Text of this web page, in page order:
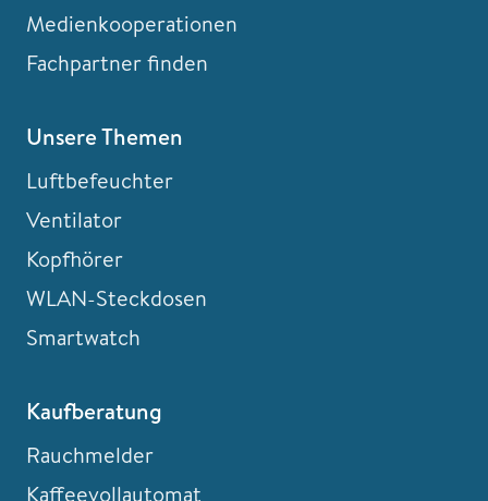
Medienkooperationen
Fachpartner finden
Unsere Themen
Luftbefeuchter
Ventilator
Kopfhörer
WLAN-Steckdosen
Smartwatch
Kaufberatung
Rauchmelder
Kaffeevollautomat